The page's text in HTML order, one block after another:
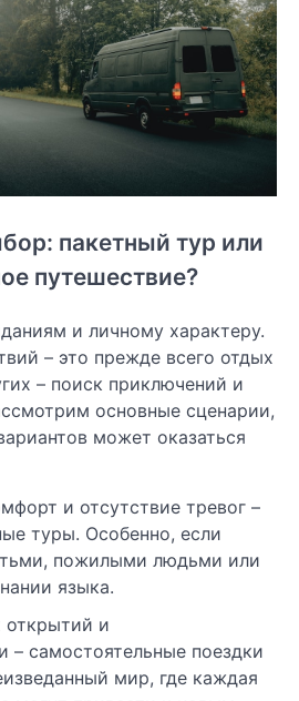
пакетный тур или
путешествие?
и личному характеру.
– это прежде всего отдых
– поиск приключений и
основные сценарии,
может оказаться
и отсутствие тревог –
туры. Особенно, если
пожилыми людьми или
языка.
и
– самостоятельные поездки
мир, где каждая